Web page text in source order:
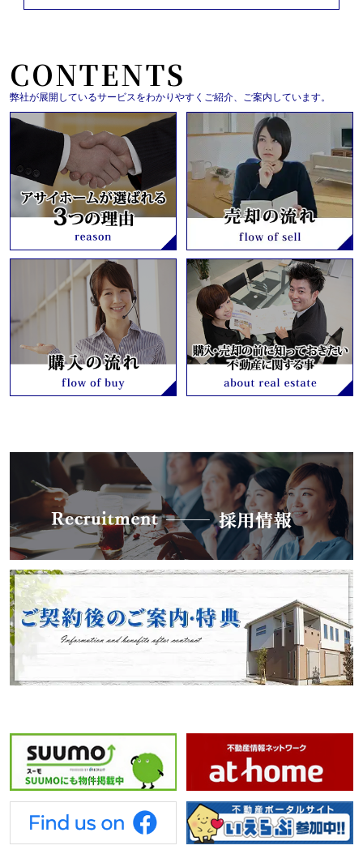
CONTENTS
弊社が展開しているサービスをわかりやすくご紹介、ご案内しています。